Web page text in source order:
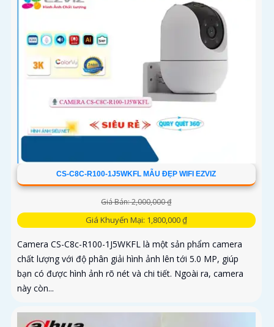
CS-C8C-R100-1J5WKFL MẪU ĐẸP WIFI EZVIZ
Giá Bán: 2,000,000 ₫
Giá Khuyến Mại: 1,800,000 ₫
Camera CS-C8c-R100-1J5WKFL là một sản phẩm camera
chất lượng với độ phân giải hình ảnh lên tới 5.0 MP, giúp
bạn có được hình ảnh rõ nét và chi tiết. Ngoài ra, camera
này còn...